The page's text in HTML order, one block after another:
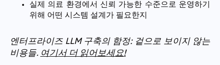
실제 의료 환경에서 신뢰 가능한 수준으로 운영하기
위해 어떤 시스템 설계가 필요한지
엔터프라이즈 LLM 구축의 함정: 겉으로 보이지 않는
비용들. 여기서 더 읽어보세요!